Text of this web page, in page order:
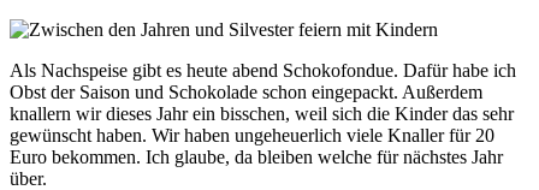
Als Nachspeise gibt es heute abend Schokofondue. Dafür habe ich
Obst der Saison und Schokolade schon eingepackt. Außerdem
knallern wir dieses Jahr ein bisschen, weil sich die Kinder das sehr
gewünscht haben. Wir haben ungeheuerlich viele Knaller für 20
Euro bekommen. Ich glaube, da bleiben welche für nächstes Jahr
über.